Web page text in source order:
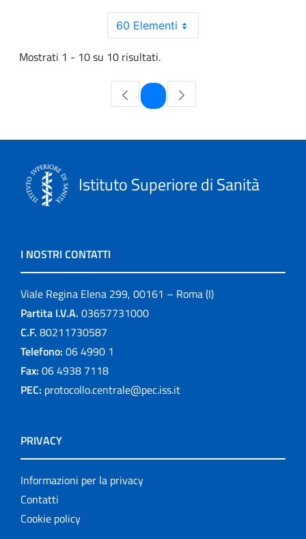
60 Elementi
Mostrati 1 - 10 su 10 risultati.
Pagina
Istituto Superiore di Sanità
I NOSTRI CONTATTI
Viale Regina Elena 299, 00161 – Roma (I)
Partita I.V.A. 03657731000
C.F. 80211730587
Telefono: 06 4990 1
Fax: 06 4938 7118
PEC: protocollo.centrale@pec.iss.it
PRIVACY
Informazioni per la privacy
Contatti
Cookie policy